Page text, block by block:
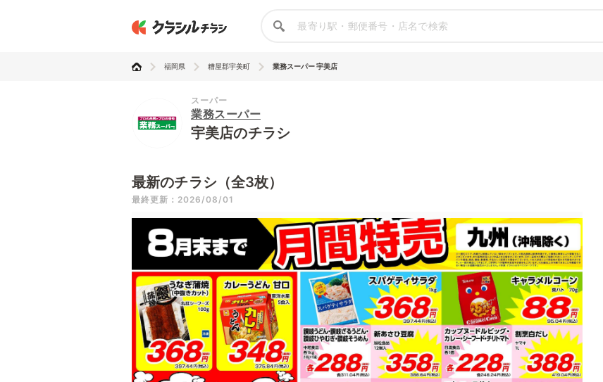
福岡県 糟屋郡宇美町 業務スーパー 宇美店
スーパー
業務スーパー
宇美店のチラシ
最新のチラシ（全3枚）
最終更新：2026/08/01